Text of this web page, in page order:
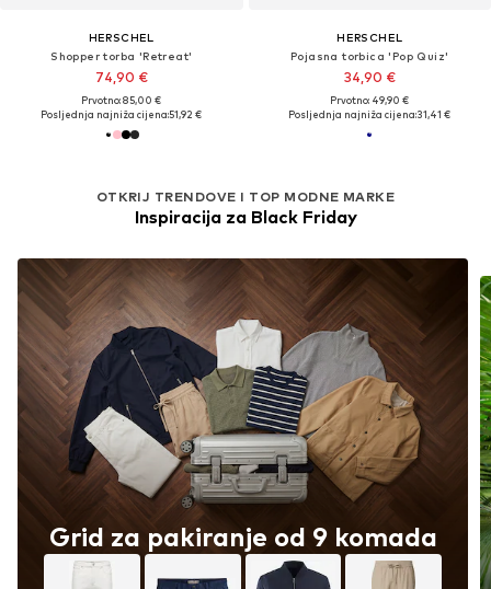
HERSCHEL
Shopper torba 'Retreat'
74,90 €
Prvotno: 85,00 €
Posljednja najniža cijena:51,92 €
HERSCHEL
Pojasna torbica 'Pop Quiz'
34,90 €
Prvotno: 49,90 €
Posljednja najniža cijena:31,41 €
OTKRIJ TRENDOVE I TOP MODNE MARKE
Inspiracija za Black Friday
Grid za pakiranje od 9 komada